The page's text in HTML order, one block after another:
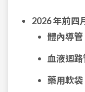
2026 年前四
體內導管
血液迴路
藥用軟袋